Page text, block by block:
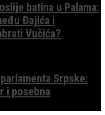
batina u Palama:
Đajića i
Vučića?
Srpske:
i posebna